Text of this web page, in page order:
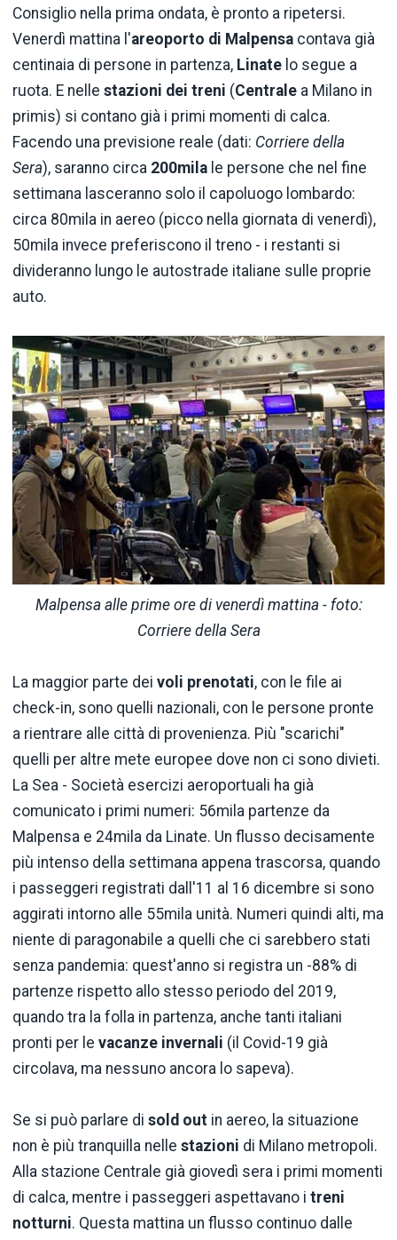
Consiglio nella prima ondata, è pronto a ripetersi.
Venerdì mattina l'areoporto di Malpensa contava già
centinaia di persone in partenza, Linate lo segue a
ruota. E nelle stazioni dei treni (Centrale a Milano in
primis) si contano già i primi momenti di calca.
Facendo una previsione reale (dati: Corriere della
Sera), saranno circa 200mila le persone che nel fine
settimana lasceranno solo il capoluogo lombardo:
circa 80mila in aereo (picco nella giornata di venerdì),
50mila invece preferiscono il treno - i restanti si
divideranno lungo le autostrade italiane sulle proprie
auto.
Malpensa alle prime ore di venerdì mattina - foto:
Corriere della Sera
La maggior parte dei voli prenotati, con le file ai
check-in, sono quelli nazionali, con le persone pronte
a rientrare alle città di provenienza. Più "scarichi"
quelli per altre mete europee dove non ci sono divieti.
La Sea - Società esercizi aeroportuali ha già
comunicato i primi numeri: 56mila partenze da
Malpensa e 24mila da Linate. Un flusso decisamente
più intenso della settimana appena trascorsa, quando
i passeggeri registrati dall'11 al 16 dicembre si sono
aggirati intorno alle 55mila unità. Numeri quindi alti, ma
niente di paragonabile a quelli che ci sarebbero stati
senza pandemia: quest'anno si registra un -88% di
partenze rispetto allo stesso periodo del 2019,
quando tra la folla in partenza, anche tanti italiani
pronti per le vacanze invernali (il Covid-19 già
circolava, ma nessuno ancora lo sapeva).
Se si può parlare di sold out in aereo, la situazione
non è più tranquilla nelle stazioni di Milano metropoli.
Alla stazione Centrale già giovedì sera i primi momenti
di calca, mentre i passeggeri aspettavano i treni
notturni. Questa mattina un flusso continuo dalle